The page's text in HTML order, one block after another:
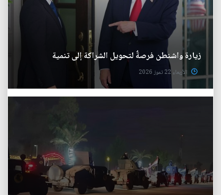
زيارة واشنطن فرصةٌ لتحويل الشراكة إلى تنمية
الأربعاء 22 تموز 2026